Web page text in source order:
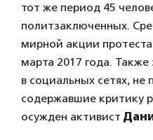
тот же период 45
политзаключенных.
мирной акции
марта 2017 года.
в социальных сетях,
содержавшие критику
осужден активист